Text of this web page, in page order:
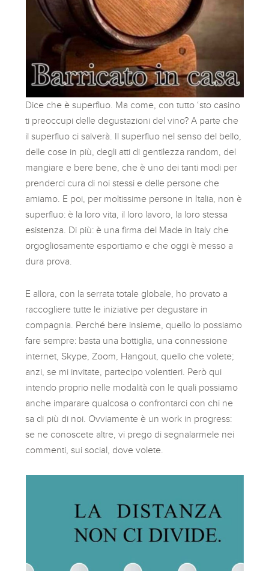
Dice che è superfluo. Ma come, con tutto ‘sto casino
ti preoccupi delle degustazioni del vino? A parte che
il superfluo ci salverà. Il superfluo nel senso del bello,
delle cose in più, degli atti di gentilezza random, del
mangiare e bere bene, che è uno dei tanti modi per
prenderci cura di noi stessi e delle persone che
amiamo. E poi, per moltissime persone in Italia, non è
superfluo: è la loro vita, il loro lavoro, la loro stessa
esistenza. Di più: è una firma del Made in Italy che
orgogliosamente esportiamo e che oggi è messo a
dura prova.
E allora, con la serrata totale globale, ho provato a
raccogliere tutte le iniziative per degustare in
compagnia. Perché bere insieme, quello lo possiamo
fare sempre: basta una bottiglia, una connessione
internet, Skype, Zoom, Hangout, quello che volete;
anzi, se mi invitate, partecipo volentieri. Però qui
intendo proprio nelle modalità con le quali possiamo
anche imparare qualcosa o confrontarci con chi ne
sa di più di noi. Ovviamente è un work in progress:
se ne conoscete altre, vi prego di segnalarmele nei
commenti, sui social, dove volete.